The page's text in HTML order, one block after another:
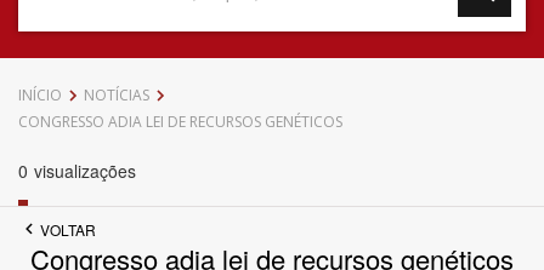
Data do Documento
Até
INÍCIO
NOTÍCIAS
CONGRESSO ADIA LEI DE RECURSOS GENÉTICOS
0 visualizações
VOLTAR
Congresso adia lei de recursos genéticos